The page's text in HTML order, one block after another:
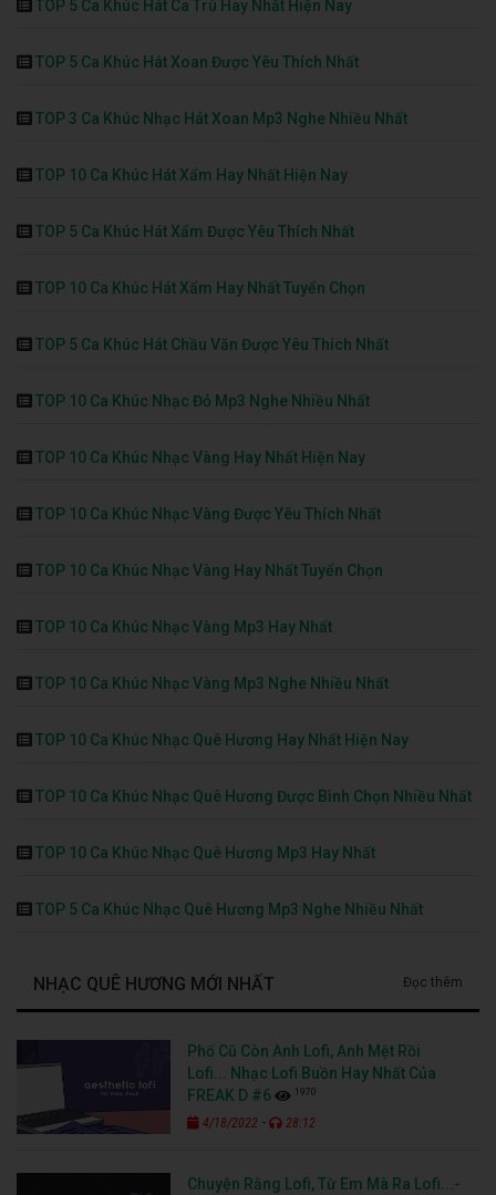
TOP 5 Ca Khúc Hát Ca Trù Hay Nhất Hiện Nay
TOP 5 Ca Khúc Hát Xoan Được Yêu Thích Nhất
TOP 3 Ca Khúc Nhạc Hát Xoan Mp3 Nghe Nhiều Nhất
TOP 10 Ca Khúc Hát Xẩm Hay Nhất Hiện Nay
TOP 5 Ca Khúc Hát Xẩm Được Yêu Thích Nhất
TOP 10 Ca Khúc Hát Xẩm Hay Nhất Tuyển Chọn
TOP 5 Ca Khúc Hát Chầu Văn Được Yêu Thích Nhất
TOP 10 Ca Khúc Nhạc Đỏ Mp3 Nghe Nhiều Nhất
TOP 10 Ca Khúc Nhạc Vàng Hay Nhất Hiện Nay
TOP 10 Ca Khúc Nhạc Vàng Được Yêu Thích Nhất
TOP 10 Ca Khúc Nhạc Vàng Hay Nhất Tuyển Chọn
TOP 10 Ca Khúc Nhạc Vàng Mp3 Hay Nhất
TOP 10 Ca Khúc Nhạc Vàng Mp3 Nghe Nhiều Nhất
TOP 10 Ca Khúc Nhạc Quê Hương Hay Nhất Hiện Nay
TOP 10 Ca Khúc Nhạc Quê Hương Được Bình Chọn Nhiều Nhất
TOP 10 Ca Khúc Nhạc Quê Hương Mp3 Hay Nhất
TOP 5 Ca Khúc Nhạc Quê Hương Mp3 Nghe Nhiều Nhất
NHẠC QUÊ HƯƠNG MỚI NHẤT Đọc thêm
Phố Cũ Còn Anh Lofi, Anh Mệt Rồi
Lofi... Nhạc Lofi Buồn Hay Nhất Của
FREAK D #6
1970
4/18/2022 - 28:12
Chuyện Rằng Lofi, Từ Em Mà Ra Lofi...-